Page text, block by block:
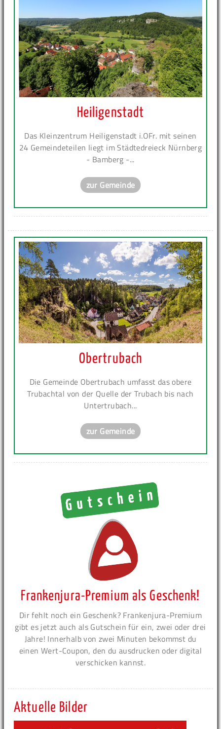
Heiligenstadt
Das Kleinzentrum Heiligenstadt i.OFr. mit seinen
24 Gemeindeteilen liegt im Städtedreieck Nürnberg
- Bamberg -...
zur Gemeinde
Obertrubach
Die Gemeinde Obertrubach umfasst das obere
Trubachtal von der Quelle der Trubach bis nach
Untertrubach...
zur Gemeinde
Frankenjura-Premium als Geschenk!
Dir fehlt noch ein Geschenk? Frankenjura-Premium
gibt es jetzt auch als Gutschein für ein, zwei oder drei
Jahre! Innerhalb von zwei Minuten bekommst du
einen Wert-Coupon, den du ausdrucken oder digital
verschicken kannst.
Aktuelle Bilder